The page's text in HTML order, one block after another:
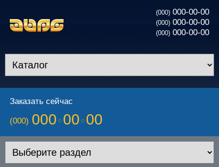
(000) 000-00-00
(000) 000-00-00
(000) 000-00-00
Заказать сейчас
(000) 000 00 00